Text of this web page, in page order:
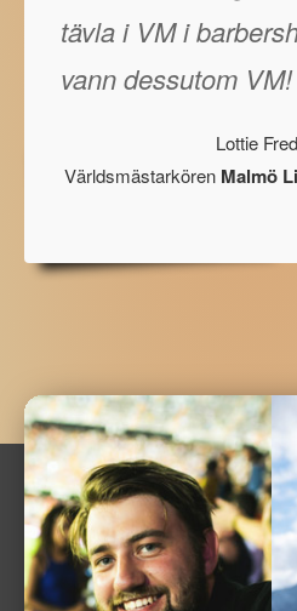
tävla i VM i
vann dessutom VM!
Lottie
Världsmästarkören Malmö